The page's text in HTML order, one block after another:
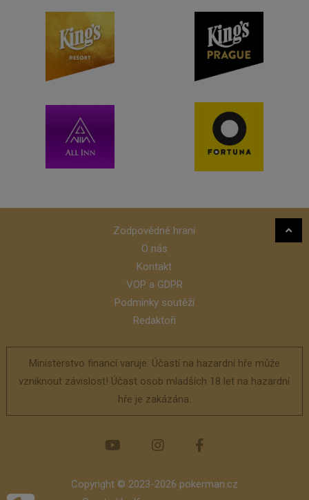
Zodpovědné hraní
O nás
Kontakt
VOP a GDPR
Podmínky soutěží
Redaktoři
Ministerstvo financí varuje: Účastí na hazardní hře může
vzniknout závislost! Účast osob mladších 18 let na hazardní
hře je zakázána.
Copyright © 2023-2026 pokerman.cz